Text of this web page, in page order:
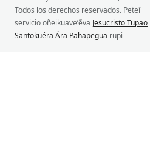
Todos los derechos reservados. Peteĩ
servicio oñeikuave’ẽva Jesucristo Tupao
Santokuéra Ára Pahapegua rupi